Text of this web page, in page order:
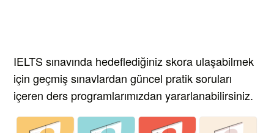
IELTS sınavında hedeflediğiniz skora ulaşabilmek
için geçmiş sınavlardan güncel pratik soruları
içeren ders programlarımızdan yararlanabilirsiniz.